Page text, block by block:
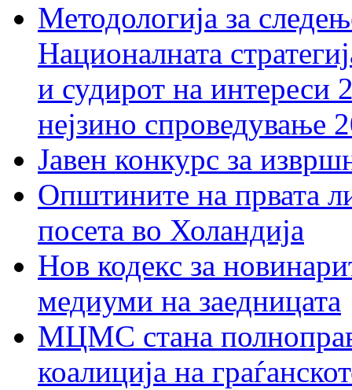
Методологија за
Националната
и судирот на интереси
нејзино спроведување
Јавен конкурс за
Општините на првата
посета во Холандија
Нов кодекс за
медиуми на заедницата
МЦМС стана
коалиција на